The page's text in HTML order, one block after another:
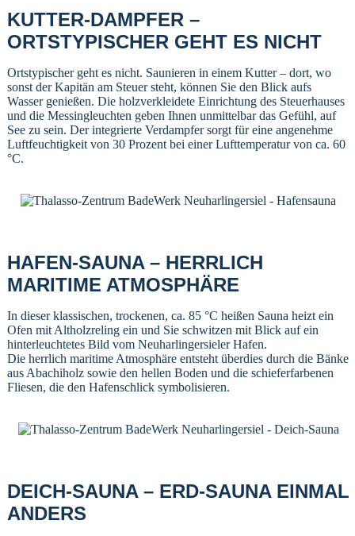
KUTTER-DAMPFER –
ORTSTYPISCHER GEHT ES NICHT
Ortstypischer geht es nicht. Saunieren in einem Kutter – dort, wo
sonst der Kapitän am Steuer steht, können Sie den Blick aufs
Wasser genießen. Die holzverkleidete Einrichtung des Steuerhauses
und die Messingleuchten geben Ihnen unmittelbar das Gefühl, auf
See zu sein. Der integrierte Verdampfer sorgt für eine angenehme
Luftfeuchtigkeit von 30 Prozent bei einer Lufttemperatur von ca. 60
°C.
HAFEN-SAUNA – HERRLICH
MARITIME ATMOSPHÄRE
In dieser klassischen, trockenen, ca. 85 °C heißen Sauna heizt ein
Ofen mit Altholzreling ein und Sie schwitzen mit Blick auf ein
hinterleuchtetes Bild vom Neuharlingersieler Hafen.
Die herrlich maritime Atmosphäre entsteht überdies durch die Bänke
aus Abachiholz sowie den hellen Boden und die schieferfarbenen
Fliesen, die den Hafenschlick symbolisieren.
DEICH-SAUNA – ERD-SAUNA EINMAL
ANDERS